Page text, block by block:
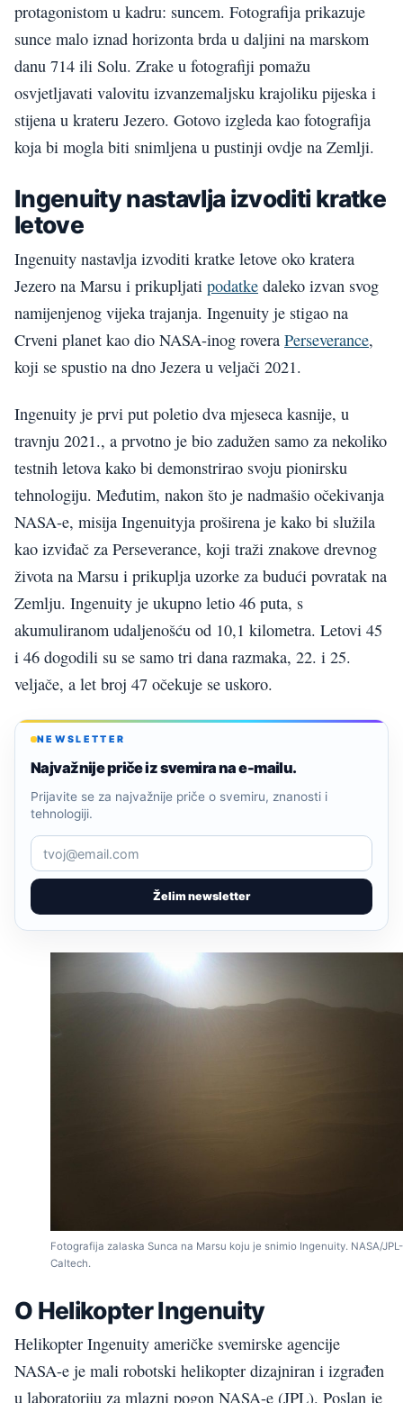
protagonistom u kadru: suncem. Fotografija prikazuje
sunce malo iznad horizonta brda u daljini na marskom
danu 714 ili Solu. Zrake u fotografiji pomažu
osvjetljavati valovitu izvanzemaljsku krajoliku pijeska i
stijena u krateru Jezero. Gotovo izgleda kao fotografija
koja bi mogla biti snimljena u pustinji ovdje na Zemlji.
Ingenuity nastavlja izvoditi kratke
letove
Ingenuity nastavlja izvoditi kratke letove oko kratera
Jezero na Marsu i prikupljati podatke daleko izvan svog
namijenjenog vijeka trajanja. Ingenuity je stigao na
Crveni planet kao dio NASA-inog rovera Perseverance,
koji se spustio na dno Jezera u veljači 2021.
Ingenuity je prvi put poletio dva mjeseca kasnije, u
travnju 2021., a prvotno je bio zadužen samo za nekoliko
testnih letova kako bi demonstrirao svoju pionirsku
tehnologiju. Međutim, nakon što je nadmašio očekivanja
NASA-e, misija Ingenuityja proširena je kako bi služila
kao izviđač za Perseverance, koji traži znakove drevnog
života na Marsu i prikuplja uzorke za budući povratak na
Zemlju. Ingenuity je ukupno letio 46 puta, s
akumuliranom udaljenošću od 10,1 kilometra. Letovi 45
i 46 dogodili su se samo tri dana razmaka, 22. i 25.
veljače, a let broj 47 očekuje se uskoro.
NEWSLETTER
Najvažnije priče iz svemira na e-mailu.
Želim newsletter
Prijavite se za najvažnije priče o svemiru, znanosti i
tehnologiji.
Fotografija zalaska Sunca na Marsu koju je snimio Ingenuity. NASA/JPL-
Caltech.
O Helikopter Ingenuity
Helikopter Ingenuity američke svemirske agencije
NASA-e je mali robotski helikopter dizajniran i izgrađen
u laboratoriju za mlazni pogon NASA-e (JPL). Poslan je